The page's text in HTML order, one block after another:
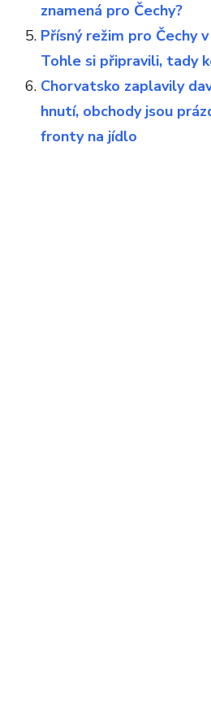
znamená pro Čechy?
Přísný režim pro Čechy
Tohle si připravili, tady
Chorvatsko zaplavily
hnutí, obchody jsou
fronty na jídlo